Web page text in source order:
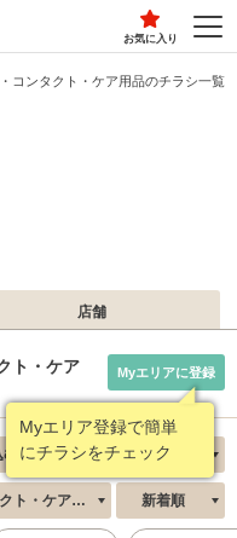
お気に入り
コンタクト・ケア用品のチラシ一覧
店舗
ト・ケア
Myエリア登録で簡単
にチラシをチェック
Myエリアに登録
・ケア用品 新着順